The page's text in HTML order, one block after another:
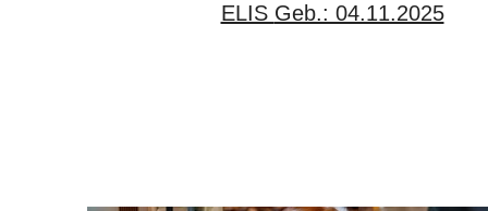
ELIS Geb.: 04.11.2025